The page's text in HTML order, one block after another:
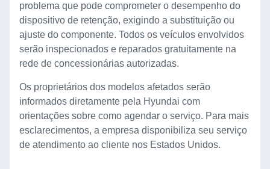
problema que pode comprometer o desempenho do
dispositivo de retenção, exigindo a substituição ou
ajuste do componente. Todos os veículos envolvidos
serão inspecionados e reparados gratuitamente na
rede de concessionárias autorizadas.
Os proprietários dos modelos afetados serão
informados diretamente pela Hyundai com
orientações sobre como agendar o serviço. Para mais
esclarecimentos, a empresa disponibiliza seu serviço
de atendimento ao cliente nos Estados Unidos.